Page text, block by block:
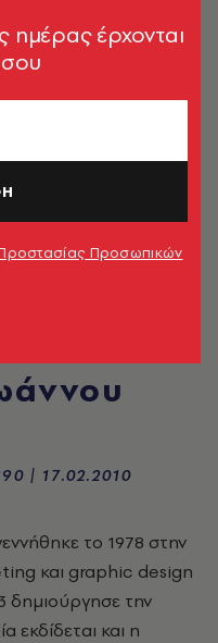
| 17.02.2010
το 1978 στην
και graphic design
δημιούργησε την
εκδίδεται και η
έρχονται
Προστασίας Προσωπικών